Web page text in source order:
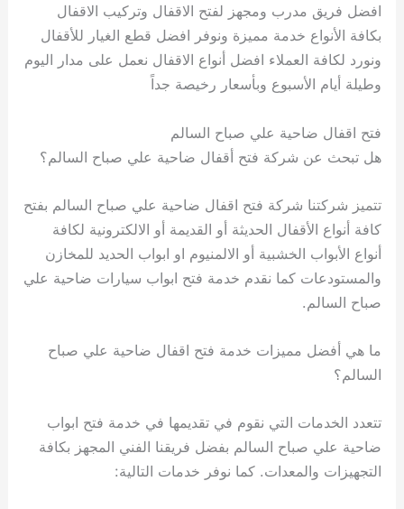
افضل فريق مدرب ومجهز لفتح الاقفال وتركيب الاقفال
بكافة الأنواع خدمة مميزة ونوفر افضل قطع الغيار للأقفال
ونورد لكافة العملاء افضل أنواع الاقفال نعمل على مدار اليوم
وطيلة أيام الأسبوع وبأسعار رخيصة جداً
فتح اقفال ضاحية علي صباح السالم
هل تبحث عن شركة فتح أقفال ضاحية علي صباح السالم؟
تتميز شركتنا شركة فتح اقفال ضاحية علي صباح السالم بفتح
كافة أنواع الأقفال الحديثة أو القديمة أو الالكترونية لكافة
أنواع الأبواب الخشبية أو الالمنيوم او ابواب الحديد للمخازن
والمستودعات كما نقدم خدمة فتح ابواب سيارات ضاحية علي
صباح السالم.
ما هي أفضل مميزات خدمة فتح اقفال ضاحية علي صباح
السالم؟
تتعدد الخدمات التي نقوم في تقديمها في خدمة فتح ابواب
ضاحية علي صباح السالم بفضل فريقنا الفني المجهز بكافة
التجهيزات والمعدات. كما نوفر خدمات التالية: